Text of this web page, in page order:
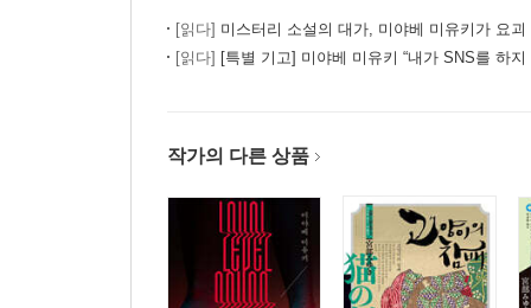
[읽다] 미스터리 소설의 대가, 미야베 미유키가 요
[읽다] [특별 기고] 미야베 미유키 “내가 SNS를 하지
작가의 다른 상품